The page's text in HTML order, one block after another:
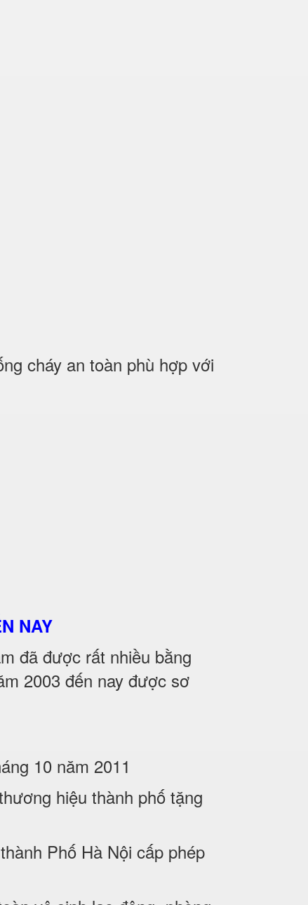
cháy an toàn phù hợp với
NAY
đã được rất nhiều bằng
2003 đến nay được sơ
10 năm 2011
hiệu thành phố tặng
Phố Hà Nội cấp phép